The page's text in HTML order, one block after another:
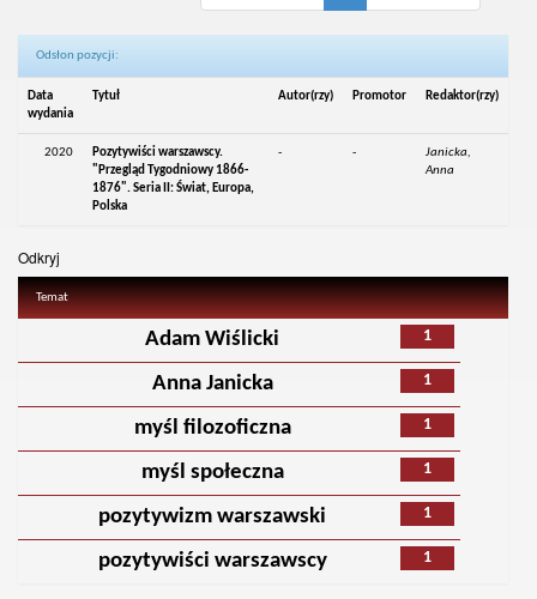
Odsłon pozycji:
Data
wydania
Tytuł Autor(rzy) Promotor Redaktor(rzy)
2020
Pozytywiści warszawscy.
"Przegląd Tygodniowy 1866-
1876". Seria II: Świat, Europa,
Polska
- -
Janicka,
Anna
Odkryj
Temat
1
Adam Wiślicki
1
Anna Janicka
1
myśl filozoficzna
1
myśl społeczna
1
pozytywizm warszawski
1
pozytywiści warszawscy